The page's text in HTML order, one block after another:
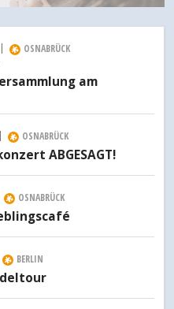
| OSNABRÜCK
am
| OSNABRÜCK
ABGESAGT!
OSNABRÜCK
BERLIN